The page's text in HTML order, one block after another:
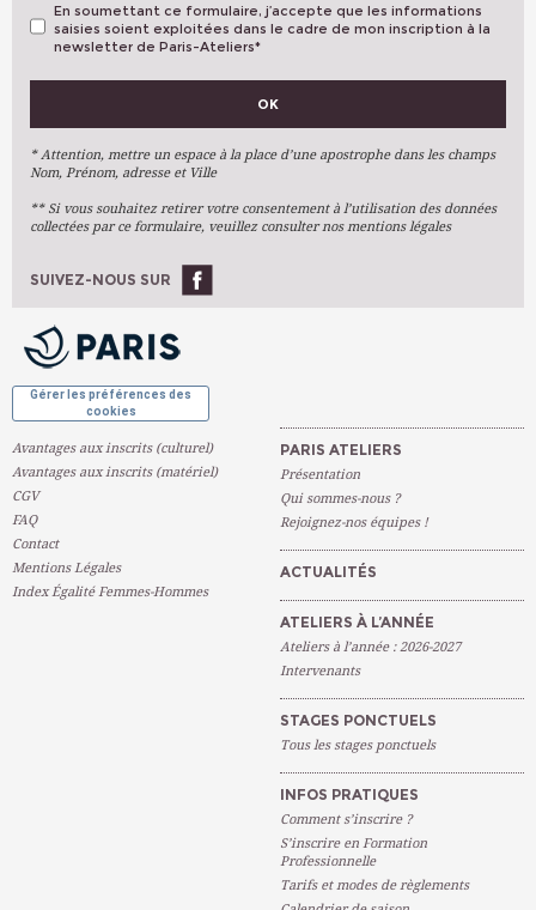
VOS PRÉFÉRENCES
Arts Plastiques
Arts Du Texte
Arts Numériques
Ateliers À L'année
En soumettant ce formulaire, j’accepte que les informations
saisies soient exploitées dans le cadre de mon inscription à la
newsletter de Paris-Ateliers*
OK
* Attention, mettre un espace à la place d’une apostrophe dans les champs
Nom, Prénom, adresse et Ville
** Si vous souhaitez retirer votre consentement à l’utilisation des données
collectées par ce formulaire, veuillez consulter nos mentions légales
SUIVEZ-NOUS SUR
Gérer les préférences des
cookies
Avantages aux inscrits (culturel)
Avantages aux inscrits (matériel)
CGV
FAQ
Contact
Mentions Légales
Index Égalité Femmes-Hommes
PARIS ATELIERS
Présentation
Qui sommes-nous ?
Rejoignez-nos équipes !
ACTUALITÉS
ATELIERS À L’ANNÉE
Ateliers à l’année : 2026-2027
Intervenants
STAGES PONCTUELS
Tous les stages ponctuels
INFOS PRATIQUES
Comment s’inscrire ?
S’inscrire en Formation
Professionnelle
Tarifs et modes de règlements